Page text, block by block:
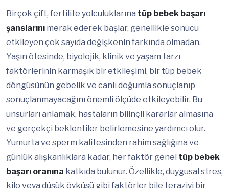
Birçok çift, fertilite yolculuklarına tüp bebek başarı
şanslarını merak ederek başlar, genellikle sonucu
etkileyen çok sayıda değişkenin farkında olmadan.
Yaşın ötesinde, biyolojik, klinik ve yaşam tarzı
faktörlerinin karmaşık bir etkileşimi, bir tüp bebek
döngüsünün gebelik ve canlı doğumla sonuçlanıp
sonuçlanmayacağını önemli ölçüde etkileyebilir. Bu
unsurları anlamak, hastaların bilinçli kararlar almasına
ve gerçekçi beklentiler belirlemesine yardımcı olur.
Yumurta ve sperm kalitesinden rahim sağlığına ve
günlük alışkanlıklara kadar, her faktör genel tüp bebek
başarı oranına katkıda bulunur. Özellikle, duygusal stres,
kilo veya düşük öyküsü gibi faktörler bile teraziyi bir